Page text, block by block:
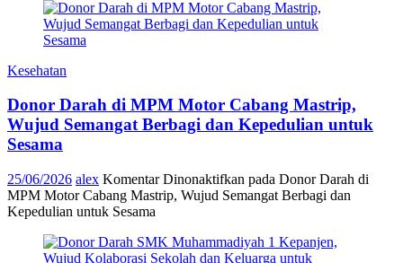
Kesehatan
Donor Darah di MPM Motor Cabang Mastrip,
Wujud Semangat Berbagi dan Kepedulian untuk
Sesama
25/06/2026 alex Komentar Dinonaktifkan pada Donor Darah di
MPM Motor Cabang Mastrip, Wujud Semangat Berbagi dan
Kepedulian untuk Sesama